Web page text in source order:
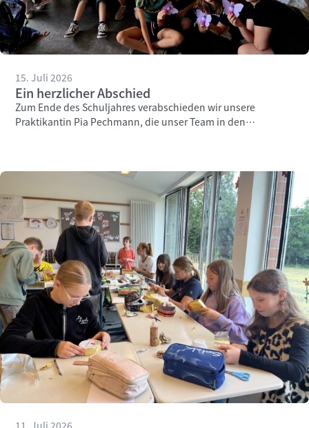
15. Juli 2026
Ein herzlicher Abschied
Zum Ende des Schuljahres verabschieden wir unsere
Praktikantin Pia Pechmann, die unser Team in den
11. Juli 2026